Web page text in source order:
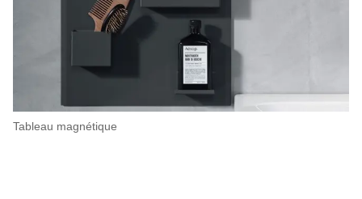
Tableau magnétique